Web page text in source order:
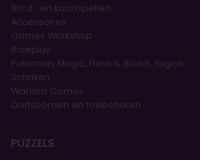
Bord- en kaartspellen
Accessoires
Games Workshop
Roleplay
Pokémon, Magic, Flesh & Blood, Yugioh
Schaken
Warlord Games
Dartsborden en toebehoren
PUZZELS